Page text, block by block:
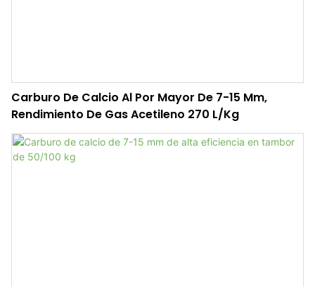
Carburo De Calcio Al Por Mayor De 7-15 Mm,
Rendimiento De Gas Acetileno 270 L/Kg